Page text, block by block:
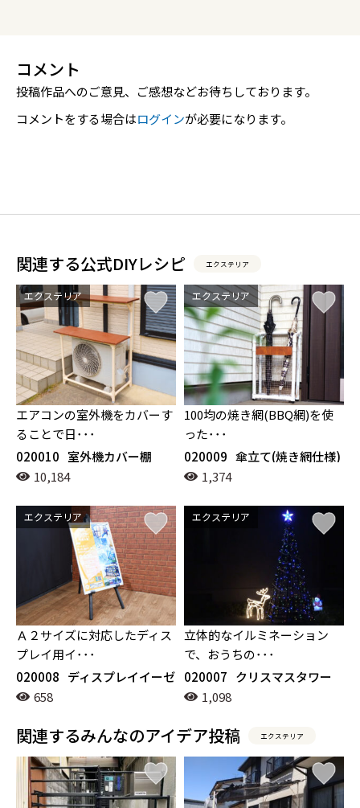
コメント
投稿作品へのご意見、ご感想などお待ちしております。
コメントをする場合はログインが必要になります。
関連する公式DIYレシピ エクステリア
エクステリア
エアコンの室外機をカバーす
ることで日･･･
020010 室外機カバー棚
10,184
エクステリア
100均の焼き網(BBQ網)を使
った･･･
020009 傘立て(焼き網仕様)
1,374
エクステリア
Ａ２サイズに対応したディス
プレイ用イ･･･
020008 ディスプレイイーゼ
ル 658
エクステリア
立体的なイルミネーション
で、おうちの･･･
020007 クリスマスタワー
1,098
関連するみんなのアイデア投稿 エクステリア